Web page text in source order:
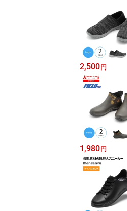
2,500 円
1,980 円